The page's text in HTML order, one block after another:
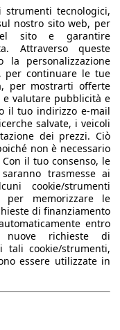
per la correttezza
Torna su
auto europeo.
tecnologici,
nostro sito web, per
sito e garantire
Attraverso queste
la personalizzazione
per continuare le tue
per mostrarti offerte
valutare pubblicità e
il tuo indirizzo e-mail
salvate, i veicoli
dei prezzi. Ciò
non è necessario
il tuo consenso, le
trasmesse ai
cookie/strumenti
memorizzare le
di finanziamento
entro
richieste di
tali cookie/strumenti,
essere utilizzate in